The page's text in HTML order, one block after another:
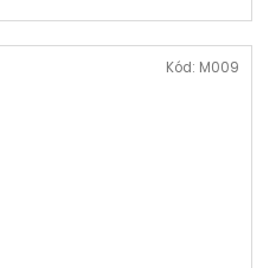
Kód: M009